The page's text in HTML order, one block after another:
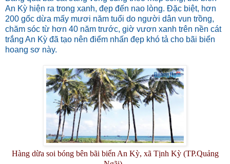
An Kỳ hiện ra trong xanh, đẹp đến nao lòng. Đặc biệt, hơn
200 gốc dừa mấy mươi năm tuổi do người dân vun trồng,
chăm sóc từ hơn 40 năm trước, giờ vươn xanh trên nền cát
trắng An Kỳ đã tạo nên điểm nhấn đẹp khó tả cho bãi biển
hoang sơ này.
Hàng dừa soi bóng bên bãi biển An Kỳ, xã Tịnh Kỳ (TP.Quảng